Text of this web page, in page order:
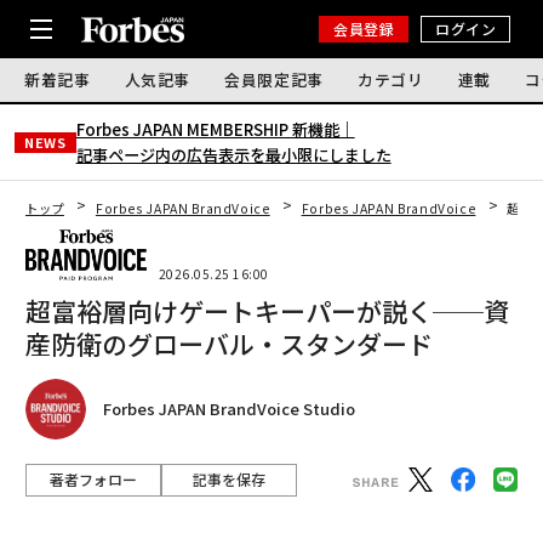
会員登録 ログイン
新着記事 人気記事 会員限定記事 カテゴリ 連載
NEWS
Forbes JAPAN MEMBERSHIP 新機能｜
記事ページ内の広告表示を最小限にしました
トップ Forbes JAPAN BrandVoice Forbes JAPAN BrandVoice 超富
2026.05.25 16:00
超富裕層向けゲートキーパーが説く──資
産防衛のグローバル・スタンダード
Forbes JAPAN BrandVoice Studio
著者フォロー 記事を保存